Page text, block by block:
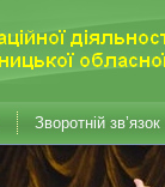
Зворотній зв’язок